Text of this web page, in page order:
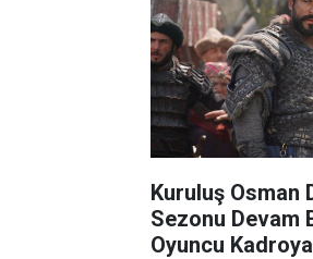
Kuruluş Osman
Sezonu Devam
Oyuncu